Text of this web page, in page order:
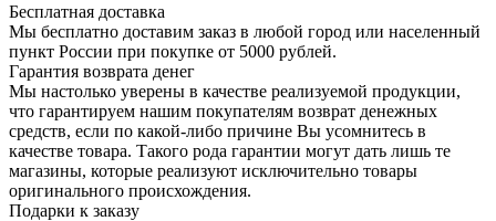
Бесплатная доставка
Мы бесплатно доставим заказ в любой город или населенный
пункт России при покупке от 5000 рублей.
Гарантия возврата денег
Мы настолько уверены в качестве реализуемой продукции,
что гарантируем нашим покупателям возврат денежных
средств, если по какой-либо причине Вы усомнитесь в
качестве товара. Такого рода гарантии могут дать лишь те
магазины, которые реализуют исключительно товары
оригинального происхождения.
Подарки к заказу